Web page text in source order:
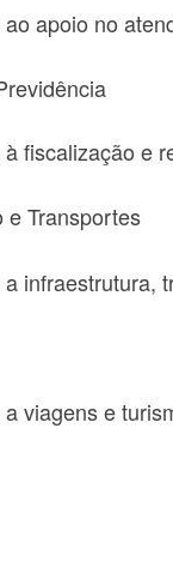
apoio no
fiscalização e
e Transportes
infraestrutura,
viagens e